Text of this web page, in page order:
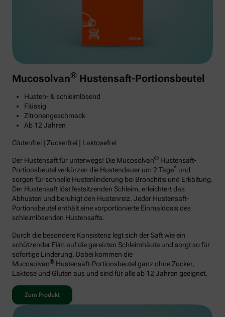
Mucosolvan® Hustensaft-Portionsbeutel
Husten- & schleimlösend
Flüssig
Zitronengeschmack
Ab 12 Jahren
Glutenfrei | Zuckerfrei | Laktosefrei
Der Hustensaft für unterwegs! Die Mucosolvan® Hustensaft-
Portionsbeutel verkürzen die Hustendauer um 2 Tage* und
sorgen für schnelle Hustenlinderung bei Bronchitis und Erkältung.
Der Hustensaft löst festsitzenden Schleim, erleichtert das
Abhusten und beruhigt den Hustenreiz. Jeder Hustensaft-
Portionsbeutel enthält eine vorportionierte Einmaldosis des
schleimlösenden Hustensafts.
Durch die besondere Konsistenz legt sich der Saft wie ein
schützender Film auf die gereizten Schleimhäute und sorgt so für
sofortige Linderung. Dabei kommen die
Mucosolvan® Hustensaft-Portionsbeutel ganz ohne Zucker,
Laktose und Gluten aus und sind für alle ab 12 Jahren geeignet.
Zum Produkt